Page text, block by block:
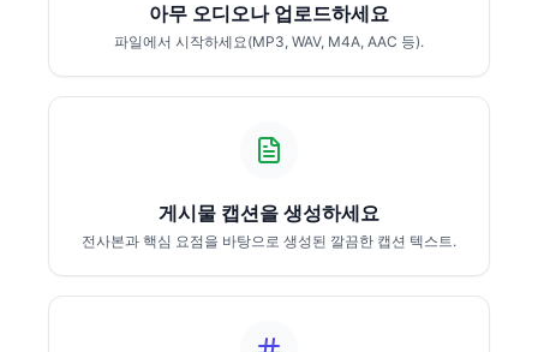
아무 오디오나 업로드하세요
파일에서 시작하세요(MP3, WAV, M4A, AAC 등).
게시물 캡션을 생성하세요
전사본과 핵심 요점을 바탕으로 생성된 깔끔한 캡션 텍스트.